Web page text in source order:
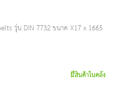
รุ่น DIN 7732 ขนาด X17 x 1665
มีสินค้าในคลัง